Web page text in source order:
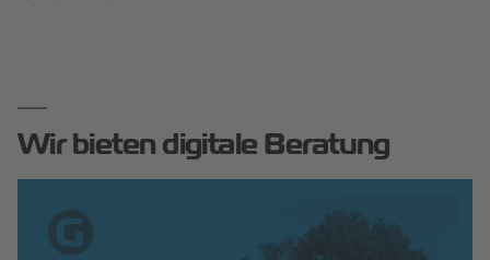
Wir bieten digitale Beratung